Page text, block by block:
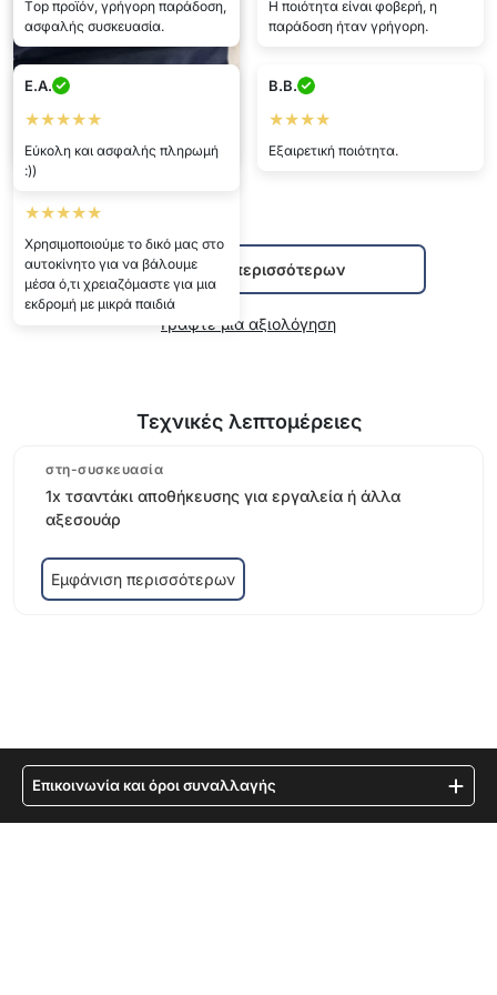
Αδαμ
★★★★★
τσαντάκι. Πάντα μαζί μου στο
πεδίο.
Σμαραγδα
★★★★★
Χρησιμοποιούμε το δικό μας στο
αυτοκίνητο για να βάλουμε
μέσα ό,τι χρειαζόμαστε για μια
εκδρομή με μικρά παιδιά
Τop προϊόν, γρήγορη παράδοση,
ασφαλής συσκευασία.
Η ποιότητα είναι φοβερή, η
παράδοση ήταν γρήγορη.
E.A.
★★★★★
Εύκολη και ασφαλής πληρωμή
:))
B.B.
★★★★
Εξαιρετική ποιότητα.
Εμφάνιση περισσότερων
Γράψτε μια αξιολόγηση
Τεχνικές λεπτομέρειες
στη-συσκευασία
1x τσαντάκι αποθήκευσης για εργαλεία ή άλλα
αξεσουάρ
Εμφάνιση περισσότερων
Επικοινωνία και όροι συναλλαγής